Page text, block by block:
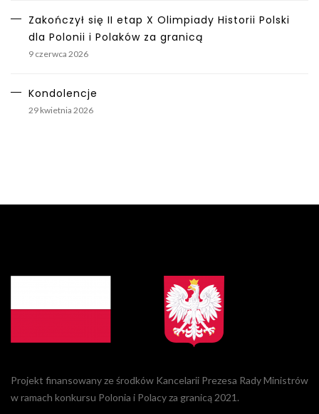
Zakończył się II etap X Olimpiady Historii Polski
dla Polonii i Polaków za granicą
9 czerwca 2026
Kondolencje
29 kwietnia 2026
Projekt finansowany ze środków Kancelarii Prezesa Rady Ministrów
w ramach konkursu Polonia i Polacy za granicą 2021.